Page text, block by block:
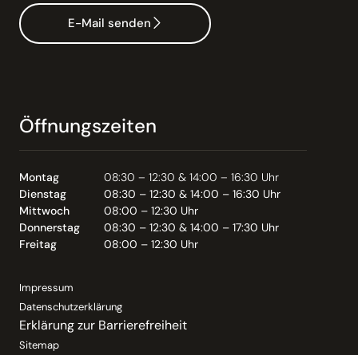
E-Mail senden
Öffnungszeiten
Montag
08:30 – 12:30 & 14:00 – 16:30 Uhr
Dienstag
08:30 – 12:30 & 14:00 – 16:30 Uhr
Mittwoch
08:00 – 12:30 Uhr
Donnerstag
08:30 – 12:30 & 14:00 – 17:30 Uhr
Freitag
08:00 – 12:30 Uhr
Impressum
Datenschutzerklärung
Erklärung zur Barrierefreiheit
Sitemap